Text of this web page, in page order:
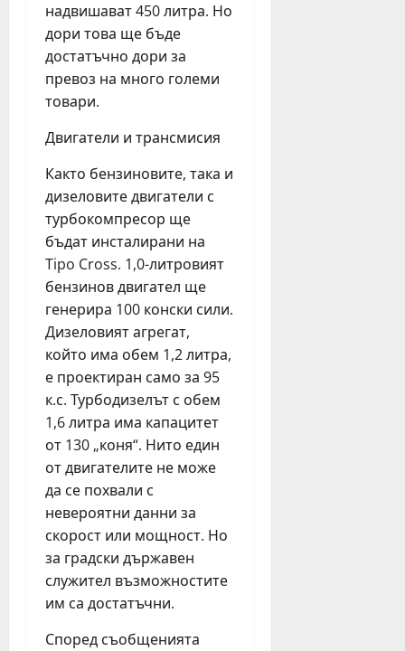
надвишават 450 литра. Но
дори това ще бъде
достатъчно дори за
превоз на много големи
товари.
Двигатели и трансмисия
Както бензиновите, така и
дизеловите двигатели с
турбокомпресор ще
бъдат инсталирани на
Tipo Cross. 1,0-литровият
бензинов двигател ще
генерира 100 конски сили.
Дизеловият агрегат,
който има обем 1,2 литра,
е проектиран само за 95
к.с. Турбодизелът с обем
1,6 литра има капацитет
от 130 „коня“. Нито един
от двигателите не може
да се похвали с
невероятни данни за
скорост или мощност. Но
за градски държавен
служител възможностите
им са достатъчни.
Според съобщенията